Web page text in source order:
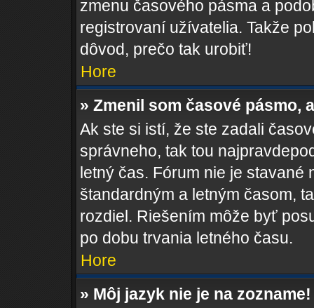
zmenu časového pásma a
registrovaní užívatelia. Takže
dôvod, prečo tak urobiť!
Hore
» Zmenil som časové pásmo,
Ak ste si istí, že ste zadali
správneho, tak tou
letný čas. Fórum nie je stavané
štandardným a letným časom,
rozdiel. Riešením môže byť
po dobu trvania letného času.
Hore
» Môj jazyk nie je na zozname!